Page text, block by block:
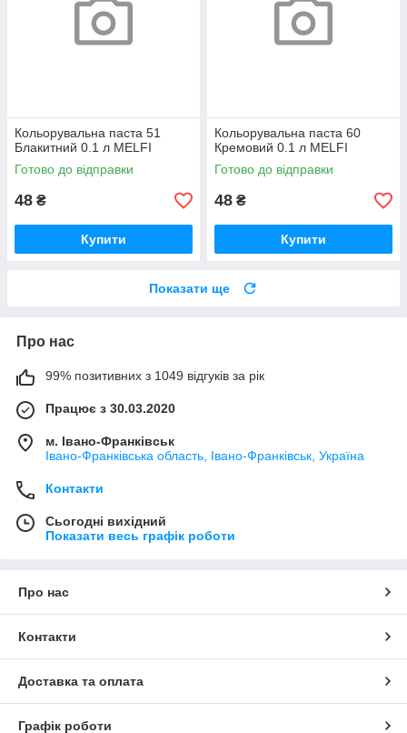
Кольорувальна паста 51
Блакитний 0.1 л MELFI
Готово до відправки
48 ₴
Купити
Кольорувальна паста 60
Кремовий 0.1 л MELFI
Готово до відправки
48 ₴
Купити
Показати ще
Про нас
99% позитивних з 1049 відгуків за рік
Працює з 30.03.2020
м. Івано-Франківськ
Івано-Франківська область, Івано-Франківськ, Україна
Контакти
Сьогодні вихідний
Показати весь графік роботи
Про нас
Контакти
Доставка та оплата
Графік роботи